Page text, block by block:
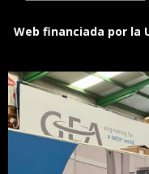
Web financiada por la